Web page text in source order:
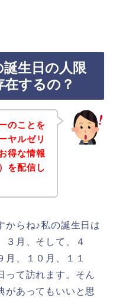
生日の人限
するの？
のことを
ヤルゼリ
得な情報
を配信し
からね♪私の誕生日は
３月、そして、４
月、１０月、１１
って訪れます。そん
があってもいいと思